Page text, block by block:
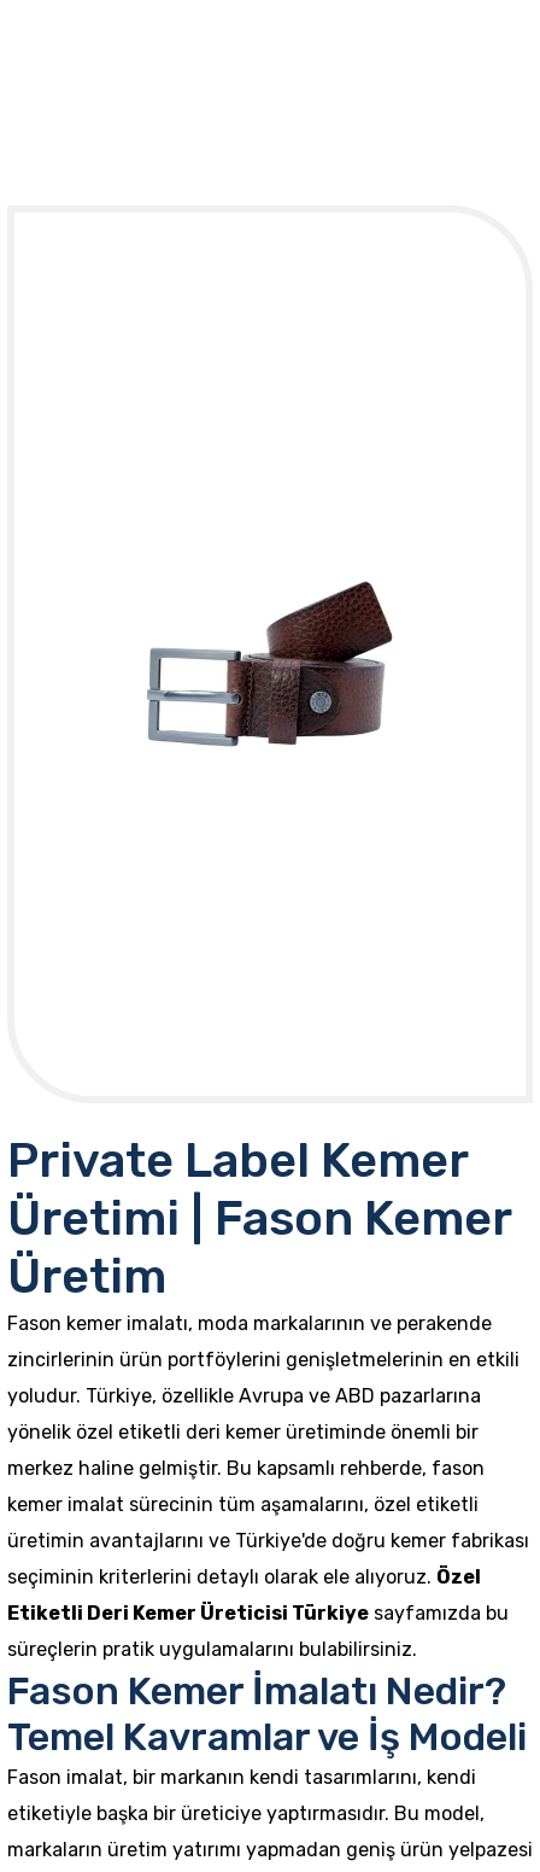
Private Label Kemer
Üretimi | Fason Kemer
Üretim
Fason kemer imalatı, moda markalarının ve perakende
zincirlerinin ürün portföylerini genişletmelerinin en etkili
yoludur. Türkiye, özellikle Avrupa ve ABD pazarlarına
yönelik özel etiketli deri kemer üretiminde önemli bir
merkez haline gelmiştir. Bu kapsamlı rehberde, fason
kemer imalat sürecinin tüm aşamalarını, özel etiketli
üretimin avantajlarını ve Türkiye'de doğru kemer fabrikası
seçiminin kriterlerini detaylı olarak ele alıyoruz. Özel
Etiketli Deri Kemer Üreticisi Türkiye sayfamızda bu
süreçlerin pratik uygulamalarını bulabilirsiniz.
Fason Kemer İmalatı Nedir?
Temel Kavramlar ve İş Modeli
Fason imalat, bir markanın kendi tasarımlarını, kendi
etiketiyle başka bir üreticiye yaptırmasıdır. Bu model,
markaların üretim yatırımı yapmadan geniş ürün yelpazesi